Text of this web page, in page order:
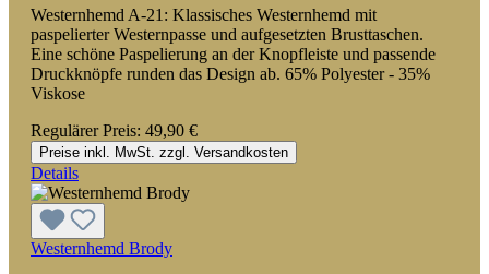
Westernhemd A-21: Klassisches Westernhemd mit
paspelierter Westernpasse und aufgesetzten Brusttaschen.
Eine schöne Paspelierung an der Knopfleiste und passende
Druckknöpfe runden das Design ab. 65% Polyester - 35%
Viskose
Regulärer Preis: 49,90 €
Preise inkl. MwSt. zzgl. Versandkosten
Details
Westernhemd Brody